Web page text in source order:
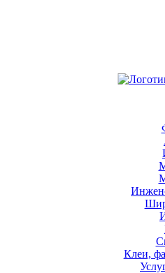
Клеи,